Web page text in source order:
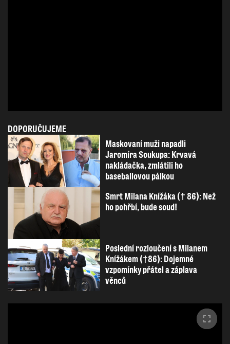
DOPORUČUJEME
Maskovaní muži napadli
Jaromíra Soukupa: Krvavá
nakládačka, zmlátili ho
baseballovou pálkou
Smrt Milana Knížáka († 86): Než
ho pohřbí, bude soud!
Poslední rozloučení s Milanem
Knížákem (†86): Dojemné
vzpomínky přátel a záplava
věnců